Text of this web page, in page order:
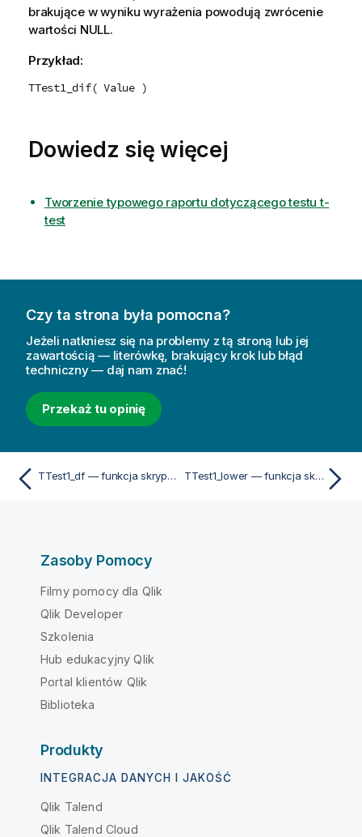
brakujące w wyniku wyrażenia powodują zwrócenie
wartości NULL.
Przykład:
TTest1_dif( Value )
Dowiedz się więcej
Tworzenie typowego raportu dotyczącego testu t-
test
Czy ta strona była pomocna?
Jeżeli natkniesz się na problemy z tą stroną lub jej
zawartością — literówkę, brakujący krok lub błąd
techniczny — daj nam znać!
Przekaż tu opinię
TTest1_df — funkcja skryptu i funkcja wykresu TTest1_lower — funkcja skryptu i funkcja wykresu
Zasoby Pomocy
Filmy pomocy dla Qlik
Qlik Developer
Szkolenia
Hub edukacyjny Qlik
Portal klientów Qlik
Biblioteka
Produkty
INTEGRACJA DANYCH I JAKOŚĆ
Qlik Talend
Qlik Talend Cloud